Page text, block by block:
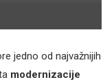
jedno od najvažnijih
modernizacije